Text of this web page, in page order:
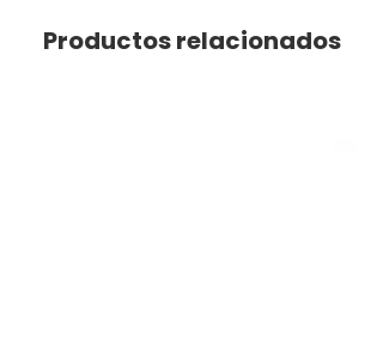
Productos relacionados